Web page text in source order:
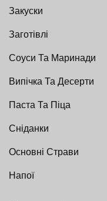
Закуски
Заготівлі
Соуси Та Маринади
Випічка Та Десерти
Паста Та Піца
Сніданки
Основні Страви
Напої